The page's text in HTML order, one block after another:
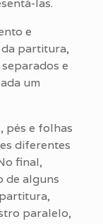
las.
e
partitura,
e
um
pés e folhas
diferentes
final,
de alguns
paralelo,